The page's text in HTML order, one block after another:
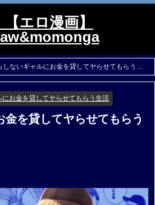
【エロ漫画】
しないギャルにお金を貸してヤらせてもらう生
にお金を貸してヤらせてもらう生活
金を貸してヤらせてもらう